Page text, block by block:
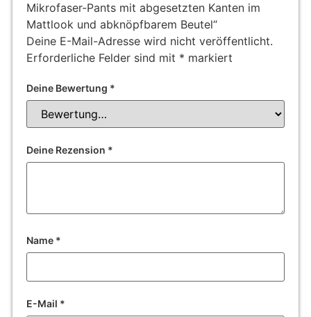
Mikrofaser-Pants mit abgesetzten Kanten im
Mattlook und abknöpfbarem Beutel“
Deine E-Mail-Adresse wird nicht veröffentlicht.
Erforderliche Felder sind mit * markiert
Deine Bewertung *
Deine Rezension *
Name *
E-Mail *